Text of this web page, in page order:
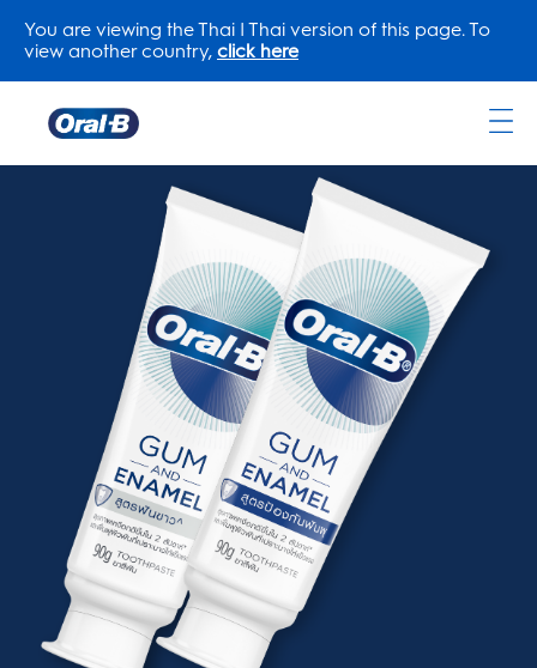
You are viewing the Thai | Thai version of this page. To
view another country, click here